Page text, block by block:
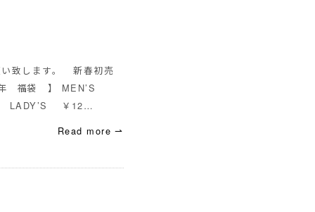
い致します。 新春初売
年 福袋 】 MEN’S
LADY’S ￥12…
Read more ⇀